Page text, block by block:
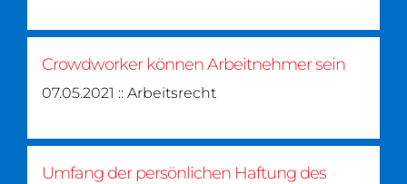
Crowdworker können Arbeitnehmer sein
07.05.2021 :: Arbeitsrecht
Umfang der persönlichen Haftung des